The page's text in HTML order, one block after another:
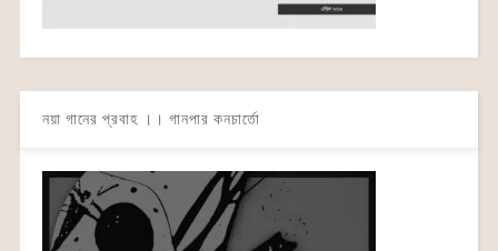
নয়া গানের প্রবাহ ।। গানপার কনচার্তো